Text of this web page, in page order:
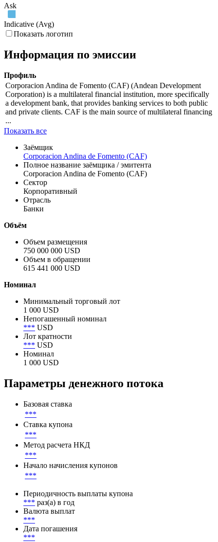
Ask
Indicative (Avg)
Показать логотип
Информация по эмиссии
Профиль
Corporacion Andina de Fomento (CAF) (Andean Development
Corporation) is a multilateral financial institution, more specifically
a development bank, that provides banking services to both public
and private clients. CAF is the main source of multilateral financing
...
Показать все
Заёмщик
Corporacion Andina de Fomento (CAF)
Полное название заёмщика / эмитента
Corporacion Andina de Fomento (CAF)
Сектор
Корпоративный
Отрасль
Банки
Объём
Объем размещения
750 000 000 USD
Объем в обращении
615 441 000 USD
Номинал
Минимальный торговый лот
1 000 USD
Непогашенный номинал
*** USD
Лот кратности
*** USD
Номинал
1 000 USD
Параметры денежного потока
Базовая ставка
***
Ставка купона
***
Метод расчета НКД
***
Начало начисления купонов
***
Периодичность выплаты купона
*** раз(а) в год
Валюта выплат
***
Дата погашения
***